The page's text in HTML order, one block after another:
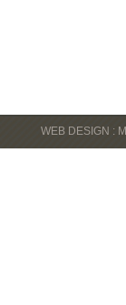
WEB DESIGN :